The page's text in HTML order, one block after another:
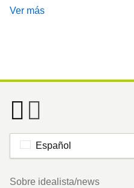
Ver más
Español
Footer
Sobre idealista/news